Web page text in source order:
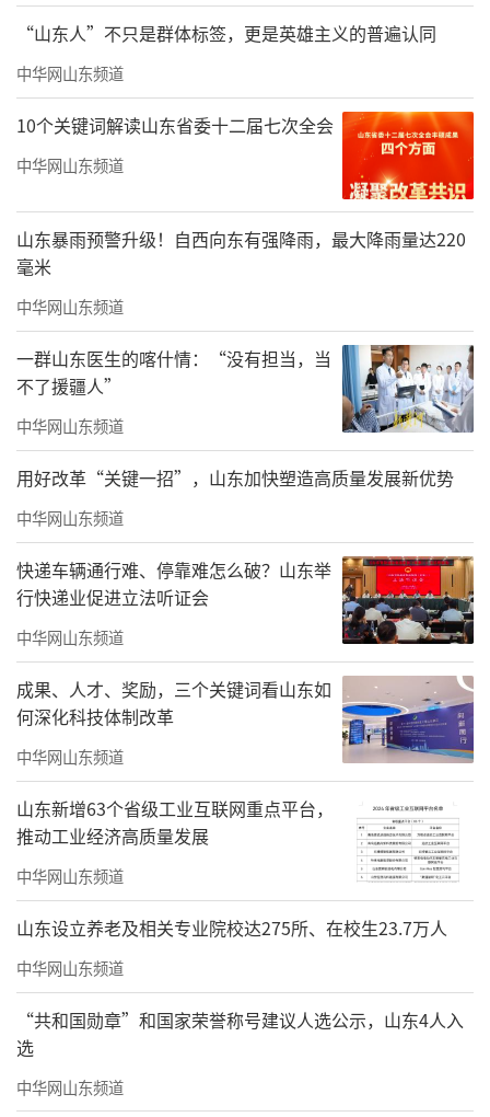
遗传承主题研学，让参与者领略千年文化魅
力。坊子水墨庄园家庭农场推出“南果探秘·
耕趣拾光”自然农耕研学营。高密充分发挥红
色文化资源优势，在红高粱抗战博物馆首次展
出“日军黄金保险柜”等馆藏珍贵文物，通过
实物展览宣传抗战历史，增强参与者的民族认
同感和爱国情怀，为青少年红色教育提供生动
课堂。
此外，奎文1532文化产业园为丰富市民文
化生活、打造城市时尚文旅新地标，还将举办
第二届“只有1532”风车电音节，打造兼具听
觉震撼与视觉冲击的时尚文旅盛会。
青州范公亭公园、南阳河景区推出“寻踪
诗词雅韵乐享古城烟火”暖冬消费季活动。
寿光极地海洋世界推出“暖日融冬感恩
季”主题活动，不仅推出单人年卡8折、家庭年
卡6折的优惠政策，还在原有表演基础上新增黄
金风暴、魔法剧场等特色节目。
滨海白浪河景区“渤海之眼”摩天轮将举
办跨年夜气球祈福活动，为乘坐摩天轮的游客
免费赠送祈福气球。
丰富的文旅产品供给，将有效提升市民生
“山东人”不只是群体标签，更是英雄主义的普遍认同
中华网山东频道
10个关键词解读山东省委十二届七次全会
中华网山东频道
山东暴雨预警升级！自西向东有强降雨，最大降雨量达220
毫米
中华网山东频道
一群山东医生的喀什情：“没有担当，当
不了援疆人”
中华网山东频道
用好改革“关键一招”，山东加快塑造高质量发展新优势
中华网山东频道
快递车辆通行难、停靠难怎么破？山东举
行快递业促进立法听证会
中华网山东频道
成果、人才、奖励，三个关键词看山东如
何深化科技体制改革
中华网山东频道
山东新增63个省级工业互联网重点平台，
推动工业经济高质量发展
中华网山东频道
山东设立养老及相关专业院校达275所、在校生23.7万人
中华网山东频道
“共和国勋章”和国家荣誉称号建议人选公示，山东4人入
选
中华网山东频道